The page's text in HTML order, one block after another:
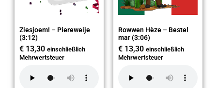
Ziesjoem! – Piereweije
(3:12)
€ 13,30 einschließlich
Mehrwertsteuer
Rowwen Hèze – Bestel
mar (3:06)
€ 13,30 einschließlich
Mehrwertsteuer